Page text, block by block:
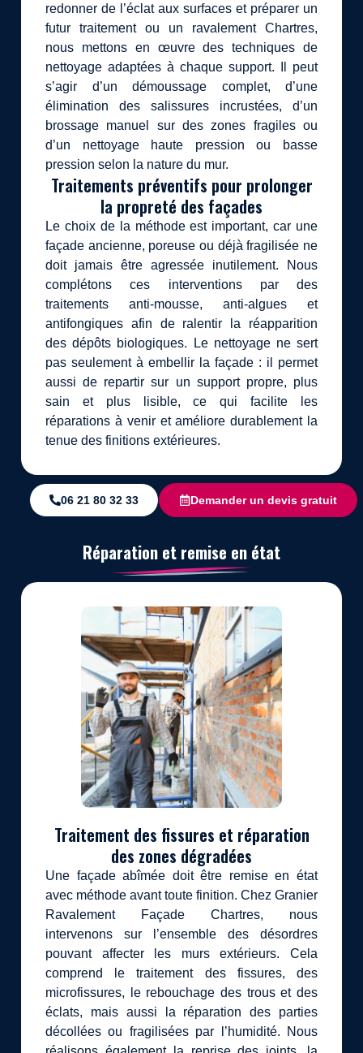
redonner de l’éclat aux surfaces et préparer un
futur traitement ou un ravalement Chartres,
nous mettons en œuvre des techniques de
nettoyage adaptées à chaque support. Il peut
s’agir d’un démoussage complet, d’une
élimination des salissures incrustées, d’un
brossage manuel sur des zones fragiles ou
d’un nettoyage haute pression ou basse
pression selon la nature du mur.
Traitements préventifs pour prolonger
la propreté des façades
Le choix de la méthode est important, car une
façade ancienne, poreuse ou déjà fragilisée ne
doit jamais être agressée inutilement. Nous
complétons ces interventions par des
traitements anti-mousse, anti-algues et
antifongiques afin de ralentir la réapparition
des dépôts biologiques. Le nettoyage ne sert
pas seulement à embellir la façade : il permet
aussi de repartir sur un support propre, plus
sain et plus lisible, ce qui facilite les
réparations à venir et améliore durablement la
tenue des finitions extérieures.
06 21 80 32 33 Demander un devis gratuit
Réparation et remise en état
Traitement des fissures et réparation
des zones dégradées
Une façade abîmée doit être remise en état
avec méthode avant toute finition. Chez Granier
Ravalement Façade Chartres, nous
intervenons sur l’ensemble des désordres
pouvant affecter les murs extérieurs. Cela
comprend le traitement des fissures, des
microfissures, le rebouchage des trous et des
éclats, mais aussi la réparation des parties
décollées ou fragilisées par l’humidité. Nous